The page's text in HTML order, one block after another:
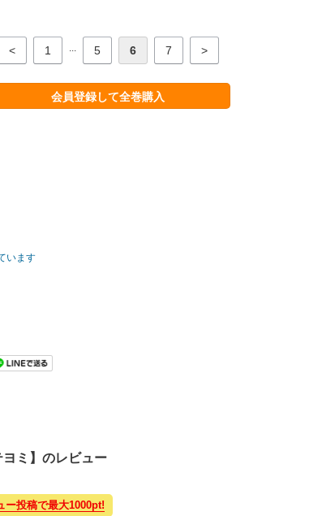
< 1 ... 5 6 7 >
会員登録して全巻購入
います
ミ】のレビュー
ー投稿で最大1000pt!